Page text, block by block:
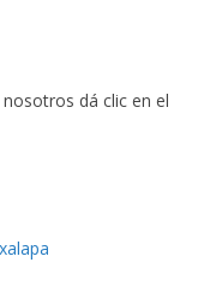
dá clic en el